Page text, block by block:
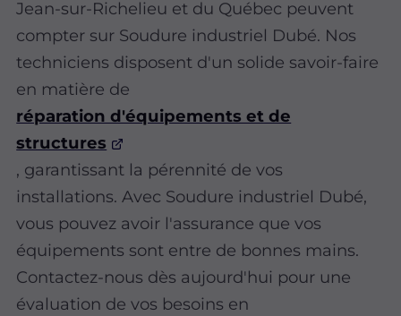
Jean-sur-Richelieu et du Québec peuvent
compter sur Soudure industriel Dubé. Nos
techniciens disposent d'un solide savoir-faire
en matière de
réparation d'équipements et de
structures
, garantissant la pérennité de vos
installations. Avec Soudure industriel Dubé,
vous pouvez avoir l'assurance que vos
équipements sont entre de bonnes mains.
Contactez-nous dès aujourd'hui pour une
évaluation de vos besoins en